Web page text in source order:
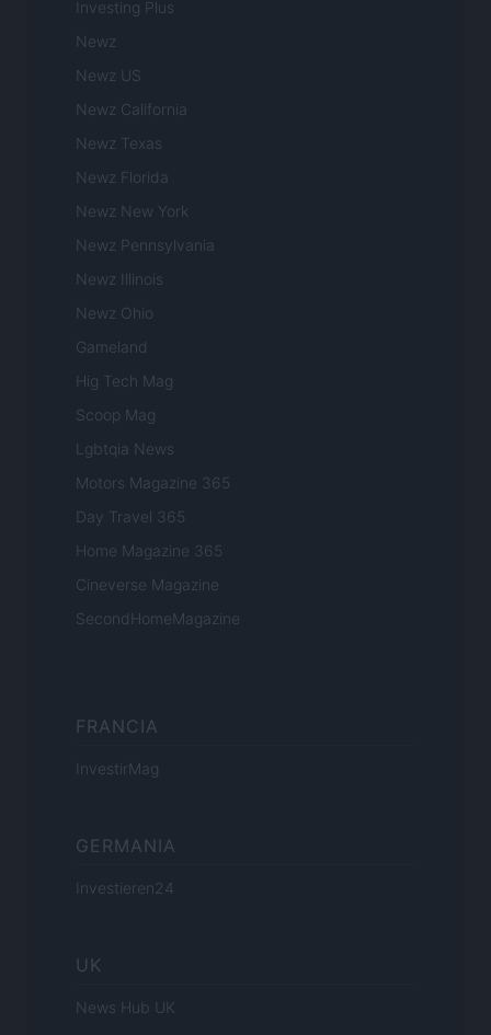
Investing Plus
Newz
Newz US
Newz California
Newz Texas
Newz Florida
Newz New York
Newz Pennsylvania
Newz Illinois
Newz Ohio
Gameland
Hig Tech Mag
Scoop Mag
Lgbtqia News
Motors Magazine 365
Day Travel 365
Home Magazine 365
Cineverse Magazine
SecondHomeMagazine
FRANCIA
InvestirMag
GERMANIA
Investieren24
UK
News Hub UK